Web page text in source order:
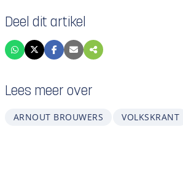
Deel dit artikel
Lees meer over
ARNOUT BROUWERS VOLKSKRANT